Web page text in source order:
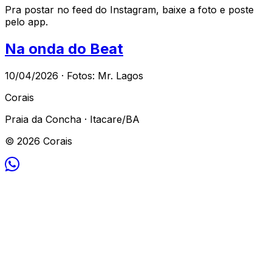
Pra postar no feed do Instagram, baixe a foto e poste
pelo app.
Na onda do Beat
10/04/2026 · Fotos: Mr. Lagos
Corais
Praia da Concha · Itacare/BA
© 2026 Corais